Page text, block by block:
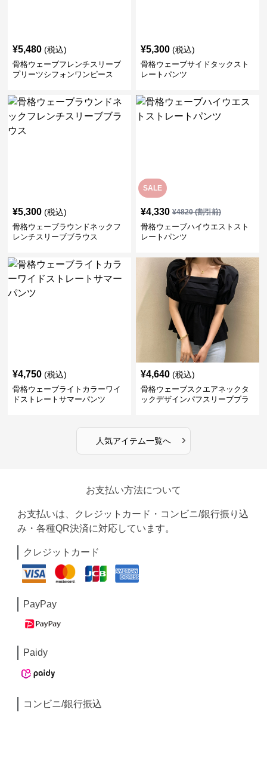
¥5,480 (税込)
骨格ウェーブフレンチスリーブ
プリーツシフォンワンピース
¥5,300 (税込)
骨格ウェーブサイドタックスト
レートパンツ
¥5,300 (税込)
骨格ウェーブラウンドネックフ
レンチスリーブブラウス
SALE
¥4,330 ¥4820(割引前)
骨格ウェーブハイウエストスト
レートパンツ
¥4,750 (税込)
骨格ウェーブライトカラーワイ
ドストレートサマーパンツ
¥4,640 (税込)
骨格ウェーブスクエアネックタ
ックデザインパフスリーブブラ
人気アイテム一覧へ ›
お支払い方法について
お支払いは、クレジットカード・コンビニ/銀行振り込
み・各種QR決済に対応しています。
クレジットカード
PayPay
Paidy
コンビニ/銀行振込